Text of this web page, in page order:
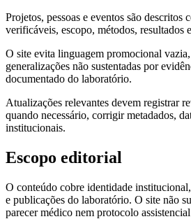
Projetos, pessoas e eventos são descritos
verificáveis, escopo, métodos, resultados
O site evita linguagem promocional
generalizações não sustentadas por
documentado do laboratório.
Atualizações relevantes devem registrar
quando necessário, corrigir metadados,
institucionais.
Escopo editorial
O conteúdo cobre identidade
e publicações do laboratório. O site não
parecer médico nem protocolo